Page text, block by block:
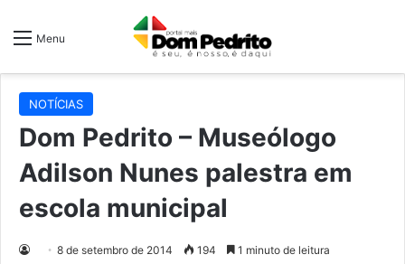
Menu
NOTÍCIAS
Dom Pedrito – Museólogo
Adilson Nunes palestra em
escola municipal
8 de setembro de 2014 194 1 minuto de leitura